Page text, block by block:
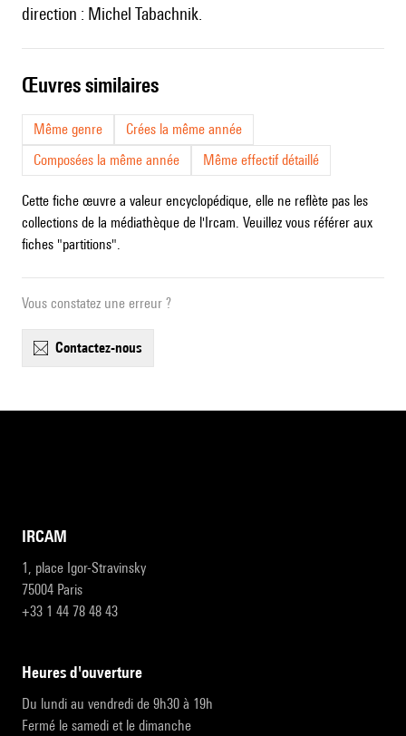
direction : Michel Tabachnik.
œuvres similaires
Même genre
Crées la même année
Composées la même année
Même effectif détaillé
Cette fiche œuvre a valeur encyclopédique, elle ne reflète pas les
collections de la médiathèque de l'Ircam. Veuillez vous référer aux
fiches "partitions".
Vous constatez une erreur ?
contactez-nous
IRCAM
1, place Igor-Stravinsky
75004 Paris
+33 1 44 78 48 43
heures d'ouverture
Du lundi au vendredi de 9h30 à 19h
Fermé le samedi et le dimanche